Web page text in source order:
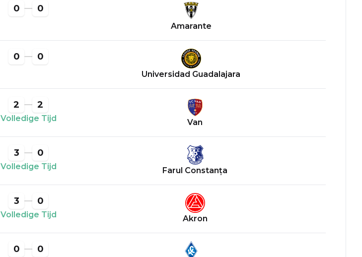
0 0
Amarante
0 0
Universidad Guadalajara
2 2
Volledige Tijd Van
3 0
Volledige Tijd Farul Constanța
3 0
Volledige Tijd Akron
0 0